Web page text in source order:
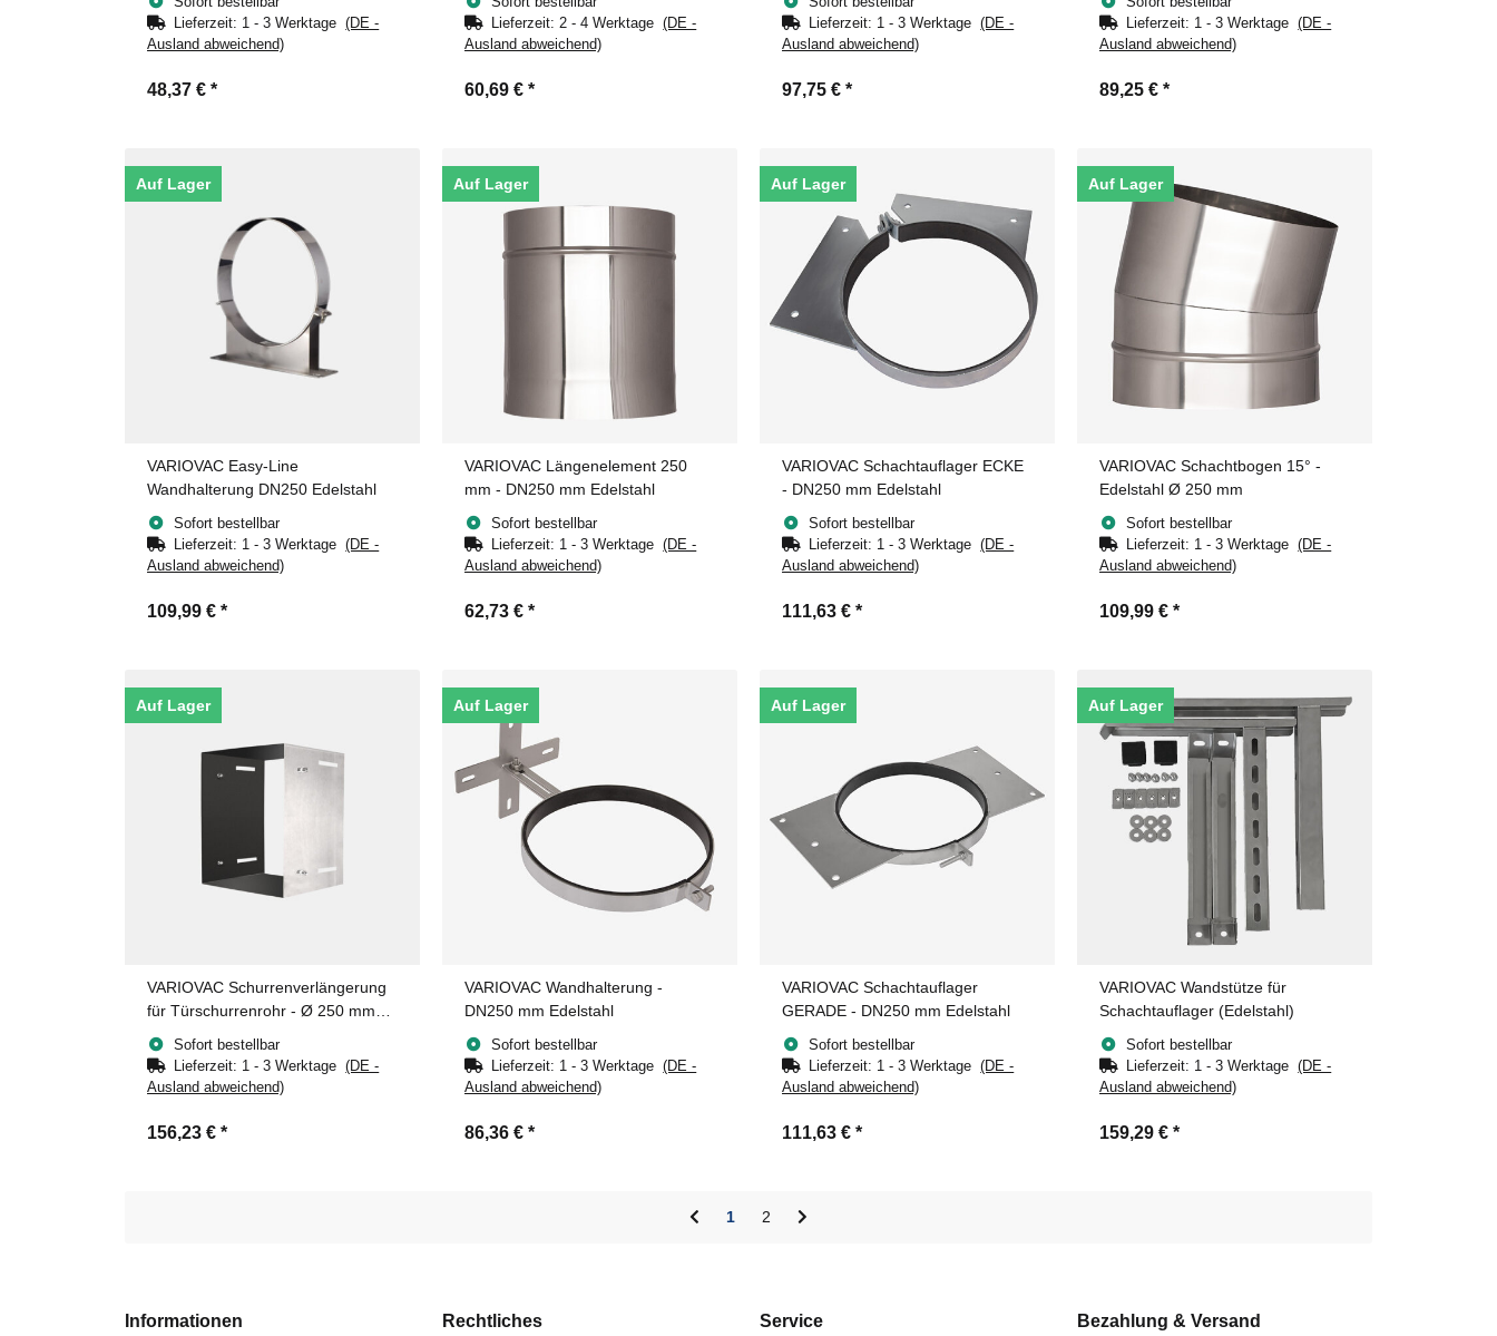
Lieferzeit: 1 - 3 Werktage(DE -
Ausland abweichend)
48,37 € *
Lieferzeit:2 - 4 Werktage(DE -
Ausland abweichend)
60,69 € *
Lieferzeit: 1 - 3 Werktage(DE -
Ausland abweichend)
97,75 € *
Lieferzeit: 1 - 3 Werktage(DE -
Ausland abweichend)
89,25 € *
Auf Lager
VARIOVAC Easy-Line
Wandhalterung DN250 Edelstahl
Sofort bestellbar
Lieferzeit: 1 - 3 Werktage(DE -
Ausland abweichend)
109,99 € *
Auf Lager
VARIOVAC Längenelement 250
mm - DN250 mm Edelstahl
Sofort bestellbar
Lieferzeit: 1 - 3 Werktage(DE -
Ausland abweichend)
62,73 € *
Auf Lager
VARIOVAC Schachtauflager ECKE
- DN250 mm Edelstahl
Sofort bestellbar
Lieferzeit: 1 - 3 Werktage(DE -
Ausland abweichend)
111,63 € *
Auf Lager
VARIOVAC Schachtbogen 15° -
Edelstahl Ø 250 mm
Sofort bestellbar
Lieferzeit: 1 - 3 Werktage(DE -
Ausland abweichend)
109,99 € *
Auf Lager
VARIOVAC Schurrenverlängerung
für Türschurrenrohr - Ø 250 mm
Sofort bestellbar
Lieferzeit: 1 - 3 Werktage(DE -
Ausland abweichend)
156,23 € *
Auf Lager
VARIOVAC Wandhalterung -
DN250 mm Edelstahl
Sofort bestellbar
Lieferzeit: 1 - 3 Werktage(DE -
Ausland abweichend)
86,36 € *
Auf Lager
VARIOVAC Schachtauflager
GERADE - DN250 mm Edelstahl
Sofort bestellbar
Lieferzeit: 1 - 3 Werktage(DE -
Ausland abweichend)
111,63 € *
Auf Lager
VARIOVAC Wandstütze für
Schachtauflager (Edelstahl)
Sofort bestellbar
Lieferzeit: 1 - 3 Werktage(DE -
Ausland abweichend)
159,29 € *
1 2
Informationen Rechtliches Service Bezahlung & Versand